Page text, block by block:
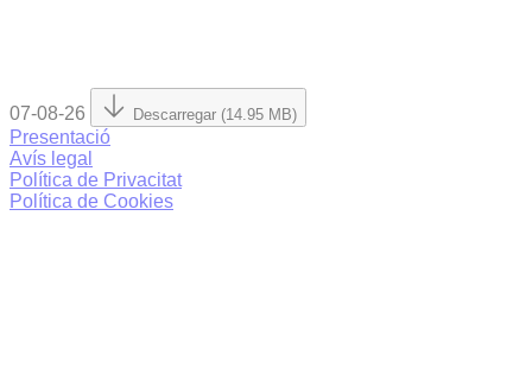
07-08-26 Descarregar (14.95 MB)
Presentació
Avís legal
Política de Privacitat
Política de Cookies